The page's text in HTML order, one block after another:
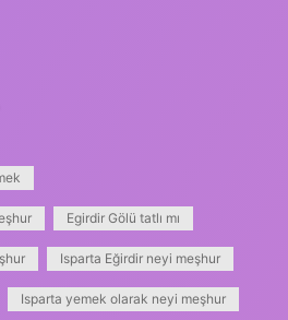
Egirdir Gölü tatlı mı
Isparta Eğirdir neyi meşhur
Isparta yemek olarak neyi meşhur